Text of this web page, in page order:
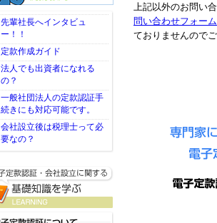
上記以外のお問い
問い合わせフォーム
ておりませんので
先輩社長へインタビュ
ー！！
定款作成ガイド
法人でも出資者になれる
の？
一般社団法人の定款認証手
続きにも対応可能です。
会社設立後は税理士って必
要なの？